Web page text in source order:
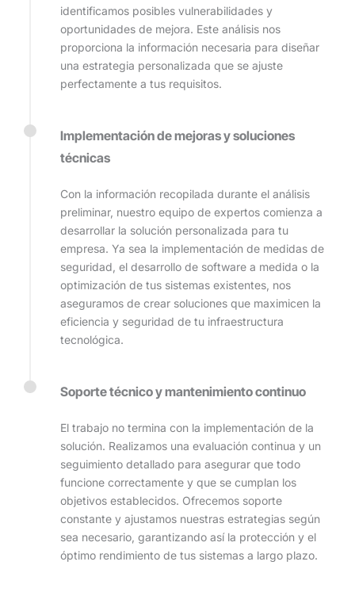
identificamos posibles vulnerabilidades y
oportunidades de mejora. Este análisis nos
proporciona la información necesaria para diseñar
una estrategia personalizada que se ajuste
perfectamente a tus requisitos.
Implementación de mejoras y soluciones
técnicas
Con la información recopilada durante el análisis
preliminar, nuestro equipo de expertos comienza a
desarrollar la solución personalizada para tu
empresa. Ya sea la implementación de medidas de
seguridad, el desarrollo de software a medida o la
optimización de tus sistemas existentes, nos
aseguramos de crear soluciones que maximicen la
eficiencia y seguridad de tu infraestructura
tecnológica.
Soporte técnico y mantenimiento continuo
El trabajo no termina con la implementación de la
solución. Realizamos una evaluación continua y un
seguimiento detallado para asegurar que todo
funcione correctamente y que se cumplan los
objetivos establecidos. Ofrecemos soporte
constante y ajustamos nuestras estrategias según
sea necesario, garantizando así la protección y el
óptimo rendimiento de tus sistemas a largo plazo.